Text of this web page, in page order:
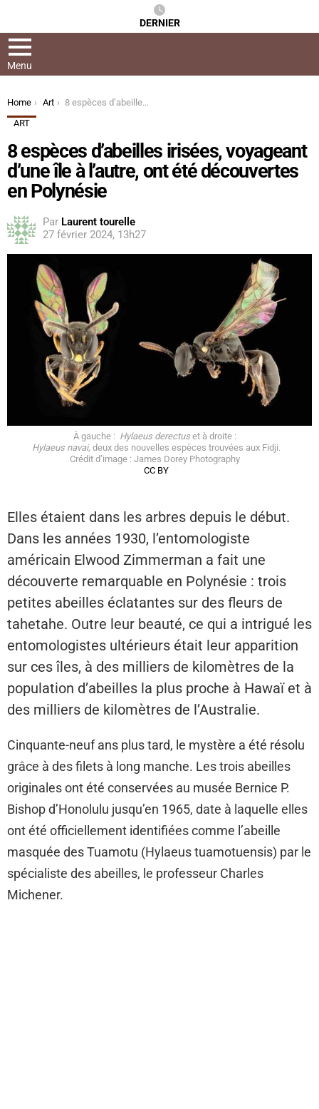
DERNIER
Menu
You are here:
Home Art
8 espèces d’abeilles irisées, voyageant d’une île à l’autre, ont été découvertes en Polynésie
ART
8 espèces d’abeilles irisées, voyageant
d’une île à l’autre, ont été découvertes
en Polynésie
Par Laurent tourelle
27 février 2024, 13h27
À gauche : Hylaeus derectuset à droite :
Hylaeus navai, deux des nouvelles espèces trouvées aux Fidji.
Crédit d’image : James Dorey Photography
CC BY
Elles étaient dans les arbres depuis le début.
Dans les années 1930, l’entomologiste
américain Elwood Zimmerman a fait une
découverte remarquable en Polynésie : trois
petites abeilles éclatantes sur des fleurs de
tahetahe. Outre leur beauté, ce qui a intrigué les
entomologistes ultérieurs était leur apparition
sur ces îles, à des milliers de kilomètres de la
population d’abeilles la plus proche à Hawaï et à
des milliers de kilomètres de l’Australie.
Cinquante-neuf ans plus tard, le mystère a été résolu
grâce à des filets à long manche. Les trois abeilles
originales ont été conservées au musée Bernice P.
Bishop d’Honolulu jusqu’en 1965, date à laquelle elles
ont été officiellement identifiées comme l’abeille
masquée des Tuamotu (Hylaeus tuamotuensis) par le
spécialiste des abeilles, le professeur Charles
Michener.